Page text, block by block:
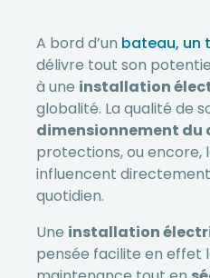
A bord d’un bateau, un
délivre tout son
à une installation
globalité. La qualité de
dimensionnement du
protections, ou encore,
influencent
quotidien.
Une installation
pensée facilite en effet